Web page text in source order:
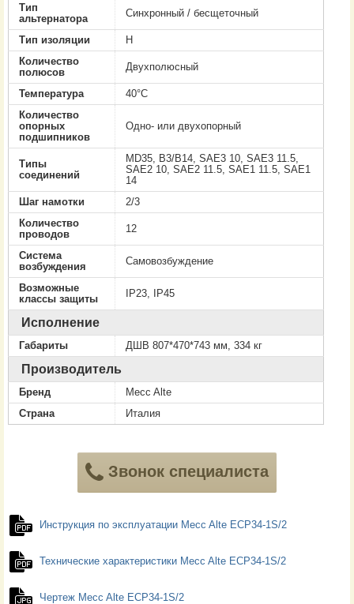
Тип
альтернатора
Cинхронный / бесщеточный
Тип изоляции
H
Количество
полюсов
Двухполюсный
Температура
40°C
Количество
опорных
подшипников
Одно- или двухопорный
Типы
соединений
MD35, B3/B14, SAE3 10, SAE3 11.5,
SAE2 10, SAE2 11.5, SAE1 11.5, SAE1
14
Шаг намотки
2/3
Количество
проводов
12
Система
возбуждения
Самовозбуждение
Возможные
классы защиты
IP23, IP45
Исполнение
Габариты ДШВ 807*470*743 мм, 334 кг
Производитель
Бренд
Mecc Alte
Страна
Италия
Звонок специалиста
Инструкция по эксплуатации Mecc Alte ECP34-1S/2
Технические характеристики Mecc Alte ECP34-1S/2
Чертеж Mecc Alte ECP34-1S/2